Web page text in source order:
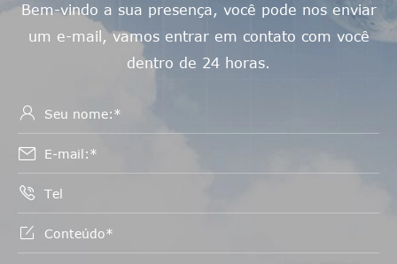
Bem-vindo a sua presença, você pode nos enviar
um e-mail, vamos entrar em contato com você
dentro de 24 horas.



